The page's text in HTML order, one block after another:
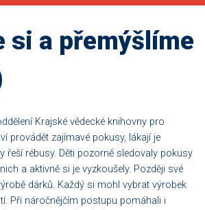
si a přemýšlíme
Krajské vědecké knihovny pro
provádět zajímavé pokusy, lákají je
řeší rébusy. Děti pozorně sledovaly pokusy
a aktivně si je vyzkoušely. Později své
dárků. Každý si mohl vybrat výrobek
Při náročnějčím postupu pomáhali i